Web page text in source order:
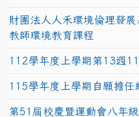
財團法人人禾環境倫理發
教師環境教育課程
112學年度上學期第13週
115學年度上學期自願擔任
第51屆校慶暨運動會八年